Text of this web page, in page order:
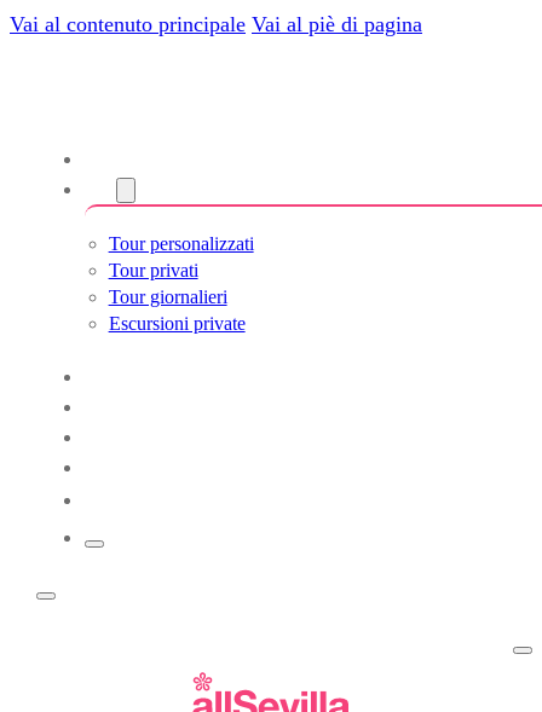
Vai al contenuto principale Vai al piè di pagina
Tour personalizzati
Tour privati
Tour giornalieri
Escursioni private